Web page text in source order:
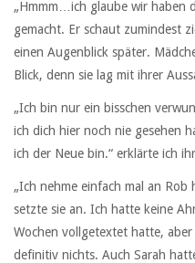
„Hmmm…ich glaube wir haben
gemacht. Er schaut zumindest
einen Augenblick später.
Blick, denn sie lag mit ihrer
„Ich bin nur ein bisschen
ich dich hier noch nie gesehen
ich der Neue bin.“ erklärte ich
„Ich nehme einfach mal an Rob
setzte sie an. Ich hatte keine
Wochen vollgetextet hatte,
definitiv nichts. Auch Sarah